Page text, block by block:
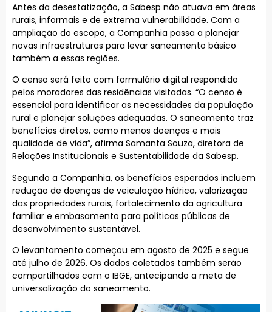
Antes da desestatização, a Sabesp não atuava em áreas
rurais, informais e de extrema vulnerabilidade. Com a
ampliação do escopo, a Companhia passa a planejar
novas infraestruturas para levar saneamento básico
também a essas regiões.
O censo será feito com formulário digital respondido
pelos moradores das residências visitadas. “O censo é
essencial para identificar as necessidades da população
rural e planejar soluções adequadas. O saneamento traz
benefícios diretos, como menos doenças e mais
qualidade de vida”, afirma Samanta Souza, diretora de
Relações Institucionais e Sustentabilidade da Sabesp.
Segundo a Companhia, os benefícios esperados incluem
redução de doenças de veiculação hídrica, valorização
das propriedades rurais, fortalecimento da agricultura
familiar e embasamento para políticas públicas de
desenvolvimento sustentável.
O levantamento começou em agosto de 2025 e segue
até julho de 2026. Os dados coletados também serão
compartilhados com o IBGE, antecipando a meta de
universalização do saneamento.